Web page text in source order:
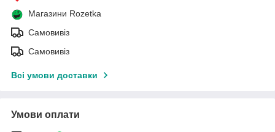
Магазини Rozetka
Самовивіз
Самовивіз
Всі умови доставки
Умови оплати